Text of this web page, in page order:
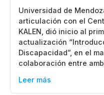
Universidad de
articulación con el
KALEN, dió inicio al
actualización
Discapacidad”, en el
colaboración entre
Leer más